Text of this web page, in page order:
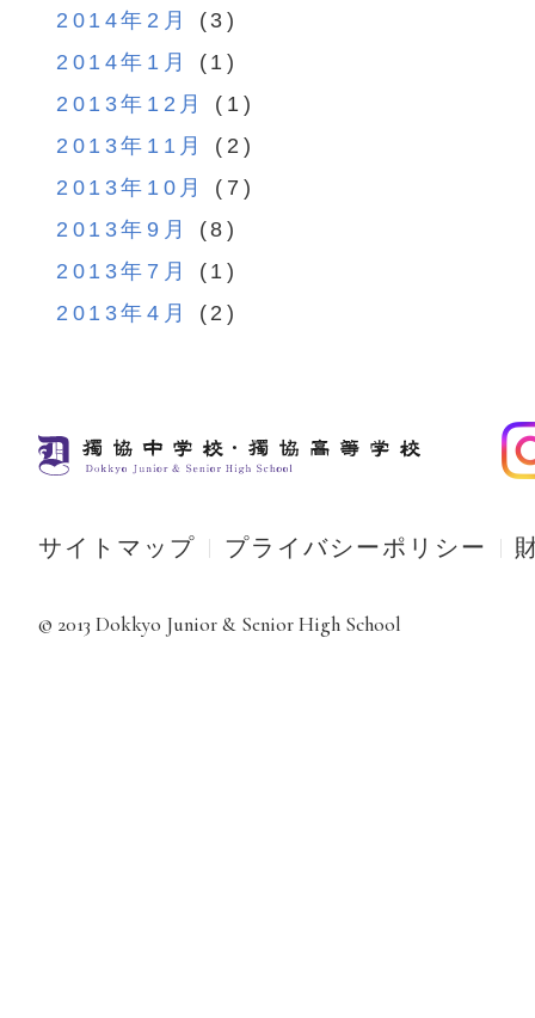
2014年2月
(3)
2014年1月
(1)
2013年12月
(1)
2013年11月
(2)
2013年10月
(7)
2013年9月
(8)
2013年7月
(1)
2013年4月
(2)
サイトマップ プライバシーポリシー
© 2013 Dokkyo Junior & Senior High School